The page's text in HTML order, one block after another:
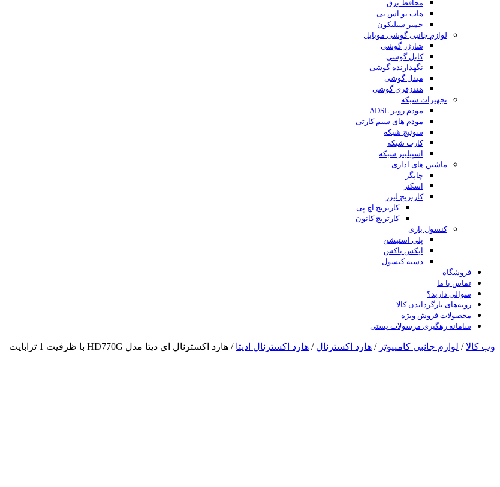
محافظ برق
هاب یو اس بی
خمیر سیلیکون
لوازم جانبی گوشی موبایل
شارژر گوشی
کابل گوشی
نگهدارنده گوشی
مبدل گوشی
هندزفری گوشی
تجهیزات شبکه
مودم روتر ADSL
مودم های سیم کارتی
سوئیچ شبکه
کارت شبکه
اسپیلیتر شبکه
ماشین های اداری
چاپگر
اسکنر
کارتریج لیزر
کارتریج اچ پی
کارتریج کانون
کنسول بازی
پلی استیشن
ایکس باکس
دسته کنسول
فروشگاه
تماس با ما
سوالی دارید؟
رویه‌های بازگرداندن کالا
محصولات فروش ویژه
سامانه رهگیری مرسولات پستی
وب کالا/ لوازم جانبی کامپیوتر / هارد اکسترنال / هارد اکسترنال ادیتا / هارد اکسترنال ای دیتا مدل HD770G با ظرفیت 1 ترابایت